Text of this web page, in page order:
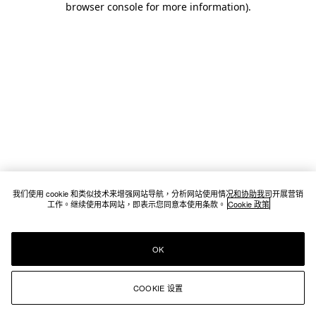
browser console for more information).
我们使用 cookie 和类似技术来增强网站导航，分析网站使用情况和协助我司开展营销
工作。继续使用本网站，即表示您同意本使用条款。 Cookie 政策
COOKIE 设置
OK